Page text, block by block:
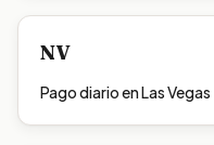
NV
Pago diario enLas Vegas